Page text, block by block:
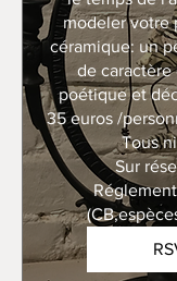
modeler votre
céramique: un
de caractère
poétique et
35 euros /
Tous
Sur